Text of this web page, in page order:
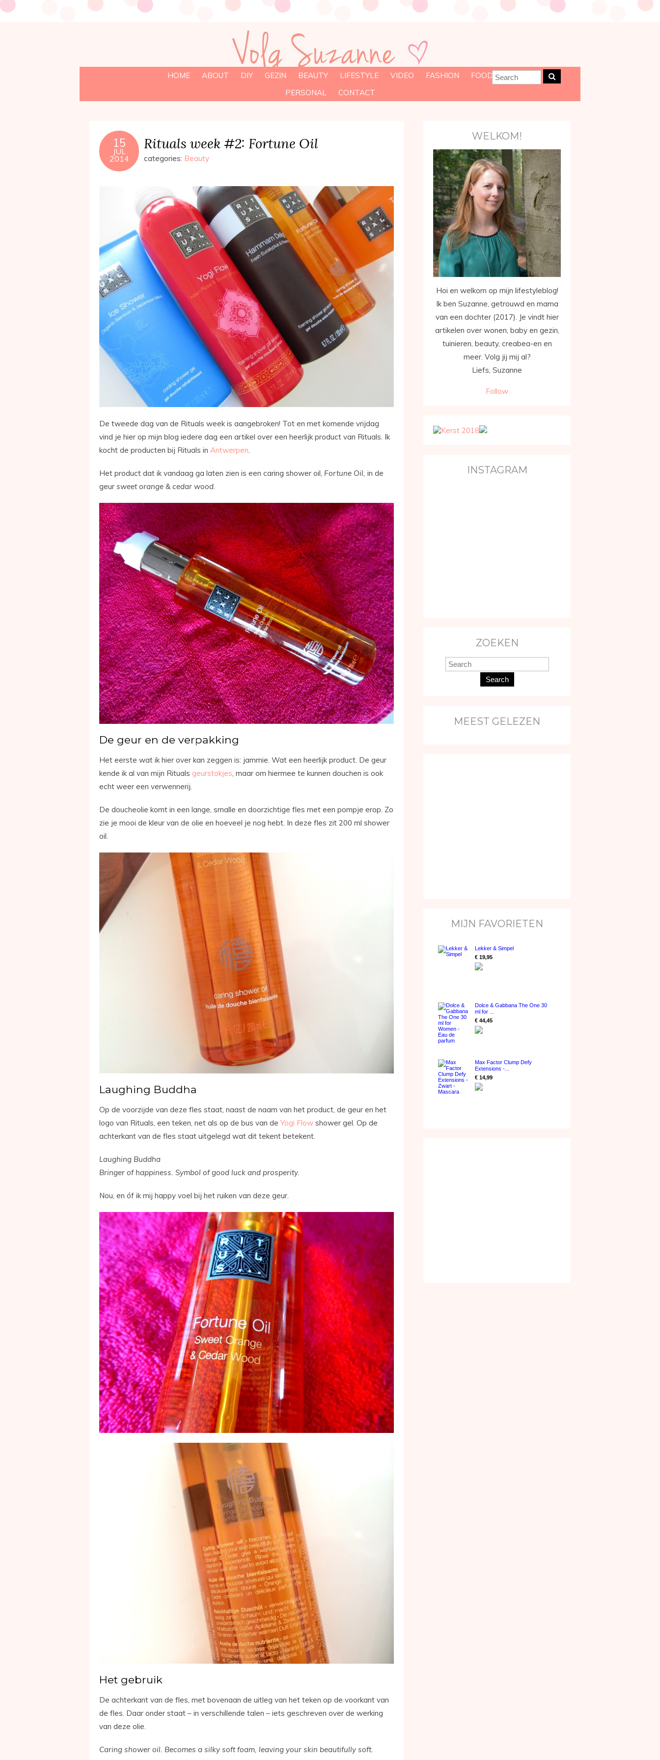
HOME ABOUT DIY GEZIN BEAUTY LIFESTYLE VIDEO FASHION
FOOD
PERSONAL
CONTACT
15
JUL
2014
Rituals week #2: Fortune Oil
categories: Beauty
De tweede dag van de Rituals week is aangebroken! Tot en met komende vrijdag
vind je hier op mijn blog iedere dag een artikel over een heerlijk product van Rituals. Ik
kocht de producten bij Rituals in Antwerpen.
Het product dat ik vandaag ga laten zien is een caring shower oil, Fortune Oil, in de
geur sweet orange & cedar wood.
De geur en de verpakking
Het eerste wat ik hier over kan zeggen is: jammie. Wat een heerlijk product. De geur
kende ik al van mijn Rituals geurstokjes, maar om hiermee te kunnen douchen is ook
echt weer een verwennerij.
De doucheolie komt in een lange, smalle en doorzichtige fles met een pompje erop. Zo
zie je mooi de kleur van de olie en hoeveel je nog hebt. In deze fles zit 200 ml shower
oil.
Laughing Buddha
Op de voorzijde van deze fles staat, naast de naam van het product, de geur en het
logo van Rituals, een teken, net als op de bus van de Yogi Flow shower gel. Op de
achterkant van de fles staat uitgelegd wat dit tekent betekent.
Laughing Buddha
Bringer of happiness. Symbol of good luck and prosperity.
Nou, en óf ik mij happy voel bij het ruiken van deze geur.
Het gebruik
De achterkant van de fles, met bovenaan de uitleg van het teken op de voorkant van
de fles. Daar onder staat – in verschillende talen – iets geschreven over de werking
van deze olie.
Caring shower oil. Becomes a silky soft foam, leaving your skin beautifully soft.
WELKOM!
Hoi en welkom op mijn lifestyleblog!
Ik ben Suzanne, getrouwd en mama
van een dochter (2017). Je vindt hier
artikelen over wonen, baby en gezin,
tuinieren, beauty, creabea-en en
meer. Volg jij mij al?
Liefs, Suzanne
Follow
INSTAGRAM
ZOEKEN
Search
MEEST GELEZEN
MIJN FAVORIETEN
Lekker & Simpel
€ 19,95
Dolce & Gabbana The One 30
ml for ...
€ 44,45
Max Factor Clump Defy
Extensions -...
€ 14,99